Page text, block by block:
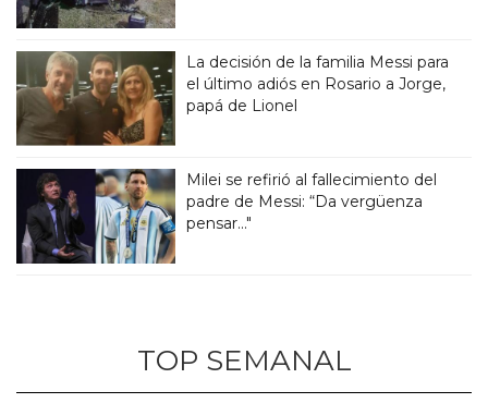
La decisión de la familia Messi para
el último adiós en Rosario a Jorge,
papá de Lionel
Milei se refirió al fallecimiento del
padre de Messi: “Da vergüenza
pensar..."
TOP SEMANAL